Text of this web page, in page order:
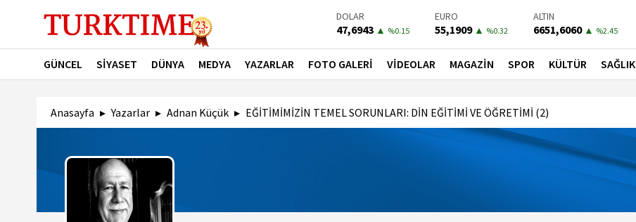
DOLAR
47,6943 ▲ %0.15
EURO
55,1909 ▲ %0.32
ALTIN
6651,6060 ▲ %2.45
BIST-100
13779,39 ▼ %-0.14
PETROL
82,7700▼ %-0.01
BONO
41,3000 ▼ %-0.55
GÜNCEL SİYASET DÜNYA MEDYA YAZARLAR FOTO GALERİ VİDEOLAR MAGAZİN SPOR KÜLTÜR SAĞLIK
Anasayfa Yazarlar Adnan Küçük EĞİTİMİMİZİN TEMEL SORUNLARI: DİN EĞİTİMİ VE ÖĞRETİMİ (2)